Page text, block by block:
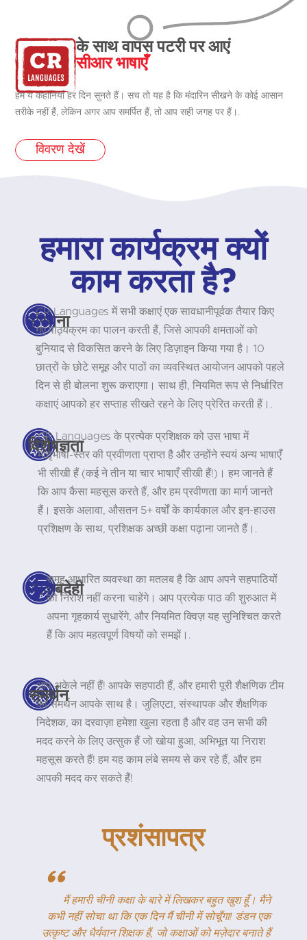
के साथ वापस पटरी पर आएं
सीआर भाषाएँ
हम ये कहानियाँ हर दिन सुनते हैं। सच तो यह है कि मंदारिन सीखने के कोई आसान
तरीके नहीं हैं, लेकिन अगर आप समर्पित हैं, तो आप सही जगह पर हैं।.
विवरण देखें
हमारा कार्यक्रम क्यों
काम करता है?
संरचना
CR Languages में सभी कक्षाएं एक सावधानीपूर्वक तैयार किए
गए पाठ्यक्रम का पालन करती हैं, जिसे आपकी क्षमताओं को
बुनियाद से विकसित करने के लिए डिज़ाइन किया गया है। 10
छात्रों के छोटे समूह और पाठों का व्यवस्थित आयोजन आपको पहले
दिन से ही बोलना शुरू कराएगा। साथ ही, नियमित रूप से निर्धारित
कक्षाएं आपको हर सप्ताह सीखते रहने के लिए प्रेरित करती हैं।.
विशेषज्ञता
CR Languages के प्रत्येक प्रशिक्षक को उस भाषा में
मातृभाषी-स्तर की प्रवीणता प्राप्त है और उन्होंने स्वयं अन्य भाषाएँ
भी सीखी हैं (कई ने तीन या चार भाषाएँ सीखी हैं!)। हम जानते हैं
कि आप कैसा महसूस करते हैं, और हम प्रवीणता का मार्ग जानते
हैं। इसके अलावा, औसतन 5+ वर्षों के कार्यकाल और इन-हाउस
प्रशिक्षण के साथ, प्रशिक्षक अच्छी कक्षा पढ़ाना जानते हैं।.
जवाबदेही
समूह आधारित व्यवस्था का मतलब है कि आप अपने सहपाठियों
को निराश नहीं करना चाहेंगे। आप प्रत्येक पाठ की शुरुआत में
अपना गृहकार्य सुधारेंगे, और नियमित क्विज़ यह सुनिश्चित करते
हैं कि आप महत्वपूर्ण विषयों को समझें।.
समर्थन
आप अकेले नहीं हैं! आपके सहपाठी हैं, और हमारी पूरी शैक्षणिक टीम
का समर्थन आपके साथ है। जुलिएटा, संस्थापक और शैक्षणिक
निदेशक, का दरवाज़ा हमेशा खुला रहता है और वह उन सभी की
मदद करने के लिए उत्सुक हैं जो खोया हुआ, अभिभूत या निराश
महसूस करते हैं! हम यह काम लंबे समय से कर रहे हैं, और हम
आपकी मदद कर सकते हैं!
प्रशंसापत्र
" मैं हमारी चीनी कक्षा के बारे में लिखकर बहुत खुश हूँ। मैंने
कभी नहीं सोचा था कि एक दिन मैं चीनी में सोचूँगा! डंडन एक
उत्कृष्ट और धैर्यवान शिक्षक हैं, जो कक्षाओं को मज़ेदार बनाते हैं